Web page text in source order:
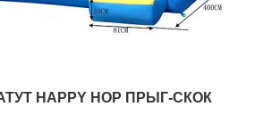
HAPPY HOP ПРЫГ-СКОК